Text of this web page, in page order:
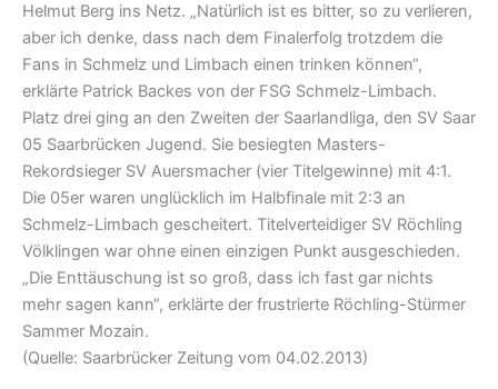
Helmut Berg ins Netz. „Natürlich ist es bitter, so zu verlieren,
aber ich denke, dass nach dem Finalerfolg trotzdem die
Fans in Schmelz und Limbach einen trinken können“,
erklärte Patrick Backes von der FSG Schmelz-Limbach.
Platz drei ging an den Zweiten der Saarlandliga, den SV Saar
05 Saarbrücken Jugend. Sie besiegten Masters-
Rekordsieger SV Auersmacher (vier Titelgewinne) mit 4:1.
Die 05er waren unglücklich im Halbfinale mit 2:3 an
Schmelz-Limbach gescheitert. Titelverteidiger SV Röchling
Völklingen war ohne einen einzigen Punkt ausgeschieden.
„Die Enttäuschung ist so groß, dass ich fast gar nichts
mehr sagen kann“, erklärte der frustrierte Röchling-Stürmer
Sammer Mozain.
(Quelle: Saarbrücker Zeitung vom 04.02.2013)